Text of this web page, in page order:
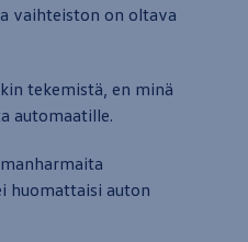
vaihteiston on oltava
tekemistä, en minä
automaatille.
huomattaisi auton